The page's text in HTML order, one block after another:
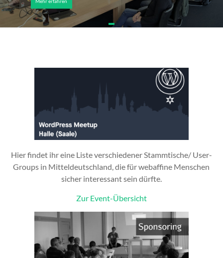
Mehr erfahren
Hier findet ihr eine Liste verschiedener Stammtische/ User-
Groups in Mitteldeutschland, die für webaffine Menschen
sicher interessant sein dürfte.
Zur Event-Übersicht